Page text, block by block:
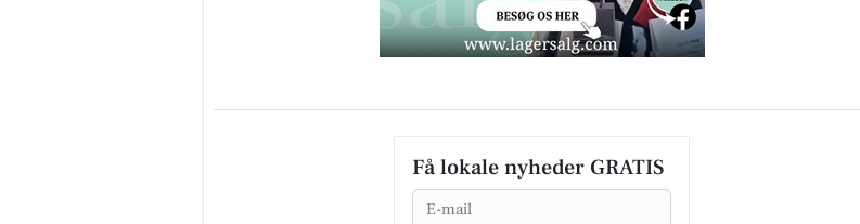
Få lokale nyheder GRATIS
Email